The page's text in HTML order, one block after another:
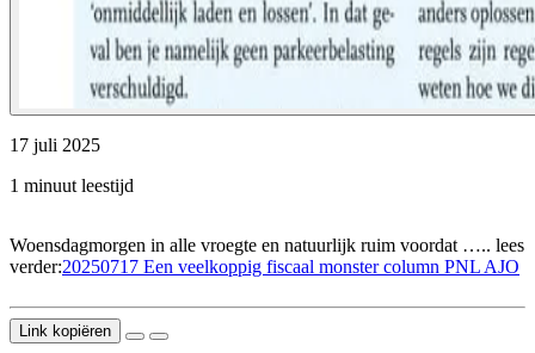
17 juli 2025
1 minuut leestijd
Woensdagmorgen in alle vroegte en natuurlijk ruim voordat ….. lees
verder:20250717 Een veelkoppig fiscaal monster column PNL AJO
Link kopiëren